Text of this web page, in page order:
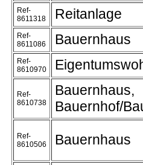
Ref-
8611318
Reitanlage
Ref-
8611086
Bauernhaus
Ref-
8610970
Ref-
8610738
Bauernhaus,
Bauernhof/
Ref-
8610506
Bauernhaus